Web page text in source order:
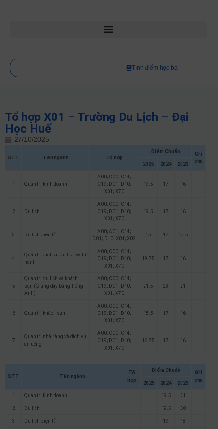
Tính điểm học bạ
Tổ hợp X01 – Trường Du Lịch – Đại
Học Huế
27/10/2025
STT Tên ngành Tổ hợp
Điểm Chuẩn
Ghi
chú
2025 2024 2023
1 Quản trị kinh doanh
A00; C00; C14;
C19; D01; D10;
X01; X70
19.5 17 16
2 Du lịch
A00; C00; C14;
C19; D01; D10;
X01; X70
19.5 17 16
3 Du lịch điện tử
A00; A01; C14;
D01; D10; X01; X02
15 17 15.5
4
Quản trị dịch vụ du lịch và lữ
hành
A00; C00; C14;
C19; D01; D10;
X01; X70
19.75 17 16
5
Quản trị du lịch và khách
sạn (Giảng dạy bằng Tiếng
Anh)
A00; C00; C14;
C19; D01; D10;
X01; X70
21.5 23 21
6 Quản trị khách sạn
A00; C00; C14;
C19; D01; D10;
X01; X70
18.5 17 16
7
Quản trị nhà hàng và dịch vụ
ăn uống
A00; C00; C14;
C19; D01; D10;
X01; X70
16.75 17 16
STT Tên ngành
Tổ
hợp
Điểm Chuẩn
Ghi
chú
2025 2024 2023
1 Quản trị kinh doanh 19.5 21
2 Du lịch 19.5 20
3 Du lịch điện tử 19 18